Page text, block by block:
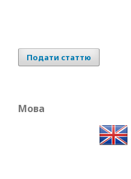
Подати статтю
Мова